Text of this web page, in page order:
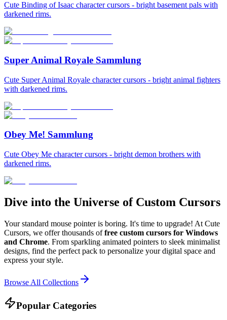
Cute Binding of Isaac character cursors - bright basement pals with
darkened rims.
Super Animal Royale Sammlung
Cute Super Animal Royale character cursors - bright animal fighters
with darkened rims.
Obey Me! Sammlung
Cute Obey Me character cursors - bright demon brothers with
darkened rims.
Dive into the Universe of Custom Cursors
Your standard mouse pointer is boring. It's time to upgrade! At Cute
Cursors, we offer thousands offree custom cursors for Windows
and Chrome. From sparkling animated pointers to sleek minimalist
designs, find the perfect pack to personalize your digital space and
express your style.
Browse All Collections
Popular Categories